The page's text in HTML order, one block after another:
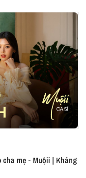
mẹ - Muộii | Kháng